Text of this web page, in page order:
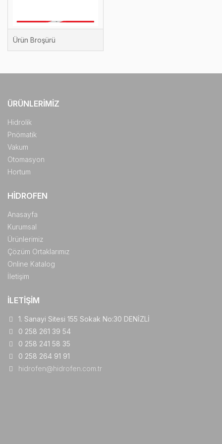
Ürün Broşürü
ÜRÜNLERIMIZ
Hidrolik
Pnömatik
Vakum
Otomasyon
Hortum
HIDROFEN
Anasayfa
Kurumsal
Ürünlerimiz
Çözüm Ortaklarımız
Online Katalog
İletişim
İLETIŞIM
1. Sanayi Sitesi 155 Sokak No:30 DENİZLİ
0 258 261 39 54
0 258 241 58 35
0 258 264 91 91
hidrofen@hidrofen.com.tr